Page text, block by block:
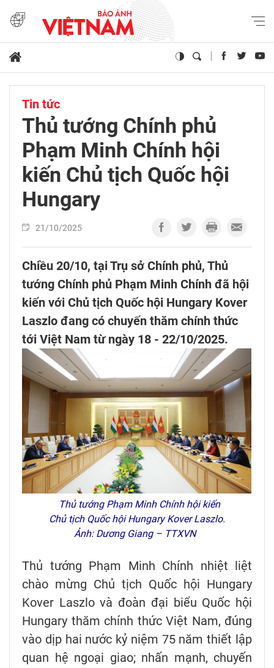
Tin tức
Thủ tướng Chính phủ
Phạm Minh Chính hội
kiến Chủ tịch Quốc hội
Hungary
21/10/2025
Chiều 20/10, tại Trụ sở Chính phủ, Thủ
tướng Chính phủ Phạm Minh Chính đã hội
kiến với Chủ tịch Quốc hội Hungary Kover
Laszlo đang có chuyến thăm chính thức
tới Việt Nam từ ngày 18 - 22/10/2025.
Thủ tướng Phạm Minh Chính hội kiến
Chủ tịch Quốc hội Hungary Kover Laszlo.
Ảnh: Dương Giang – TTXVN
Thủ tướng Phạm Minh Chính nhiệt liệt
chào mừng Chủ tịch Quốc hội Hungary
Kover Laszlo và đoàn đại biểu Quốc hội
Hungary thăm chính thức Việt Nam, đúng
vào dịp hai nước kỷ niệm 75 năm thiết lập
quan hệ ngoại giao; nhấn mạnh, chuyến